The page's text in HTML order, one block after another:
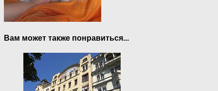
Вам может также понравиться...